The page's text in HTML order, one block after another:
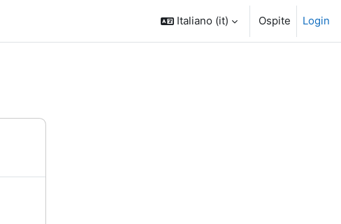
Italiano ‎(it)‎ Ospite Login